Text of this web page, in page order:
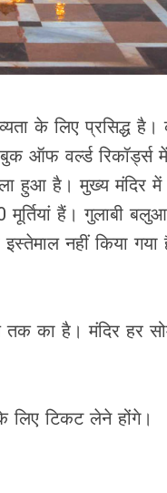
के लिए प्रसिद्ध
ऑफ वर्ल्ड रिकॉर्ड्स
हुआ है। मुख्य मंदिर
हैं। गुलाबी
नहीं किया गया
का है। मंदिर हर
लिए टिकट लेने होंगे।